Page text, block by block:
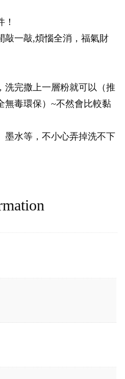
敲一敲,煩惱全消，福氣財
洗完撒上一層粉就可以（推
無毒環保）~不然會比較黏
墨水等，不小心弄掉洗不下